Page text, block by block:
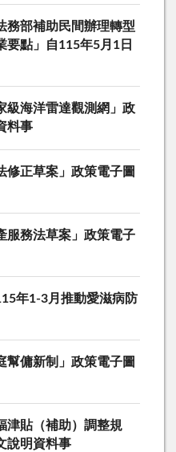
務部補助民間辦理轉型
要點」自115年5月1日
級海洋雷達觀測網」政
料事
修正草案」政策電子圖
服務法草案」政策電子
年1-3月推動愛滋病防
幫傭新制」政策電子圖
津貼（補助）調整規
說明資料事